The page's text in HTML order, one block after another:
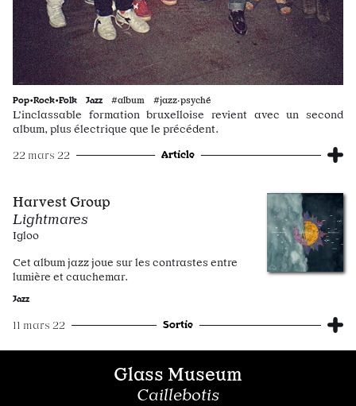
Pop•Rock•Folk Jazz #album #jazz·psyché
L’inclassable formation bruxelloise revient avec un second
album, plus électrique que le précédent.
22 mars 22 Article
Harvest Group
Lightmares
Igloo
Cet album jazz joue sur les contrastes entre
lumière et cauchemar.
Jazz
11 mars 22 Sortie
Glass Museum
Caillebotis